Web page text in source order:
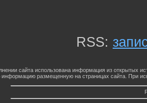
RSS:
сайта использована информация из открытых
размещенную на страницах сайта. При